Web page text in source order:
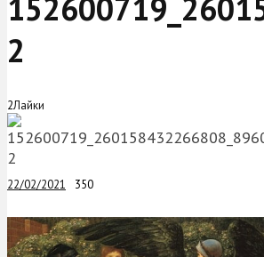
2
2Лайки
22/02/2021 350